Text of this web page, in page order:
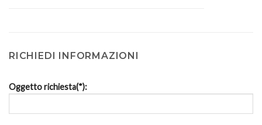
RICHIEDI INFORMAZIONI
Oggetto richiesta(*):